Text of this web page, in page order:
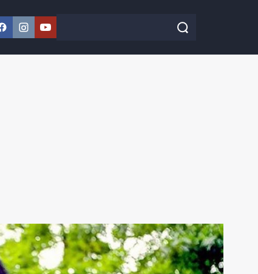
Facebook
Instagram
YouTube
Szukaj w serwisie Szukaj